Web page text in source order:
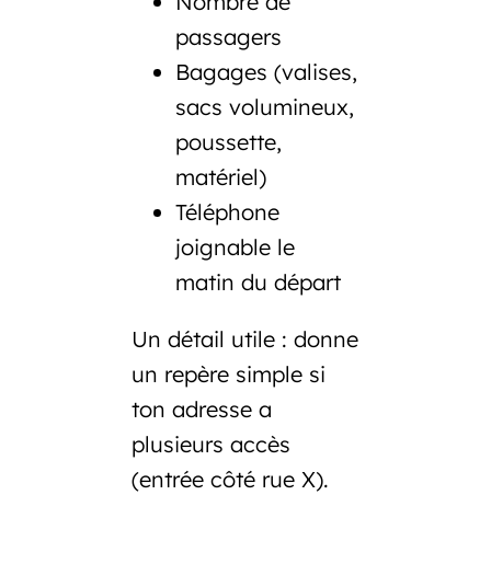
passagers
Bagages (valises,
sacs volumineux,
poussette,
matériel)
Téléphone
joignablele
matin du départ
Un détail utile : donne
un repère simple si
ton adresse a
plusieurs accès
(entrée côté rue X).